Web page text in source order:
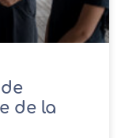
de la